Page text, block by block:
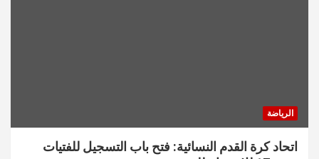
الرياضة
اتحاد كرة القدم النسائية: فتح باب التسجيل للفتيات